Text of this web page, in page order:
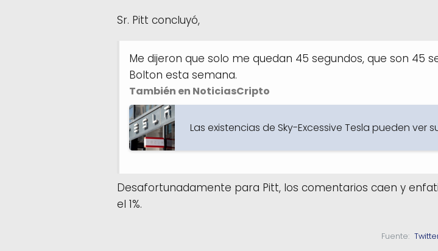
Sr. Pitt concluyó,
Me dijeron que solo me quedan 45 segundos, que son 45
Bolton esta semana.
También en NoticiasCripto
Las existencias de Sky-Excessive Tesla pueden
Desafortunadamente para Pitt, los comentarios caen y
el 1%.
  Fuente: